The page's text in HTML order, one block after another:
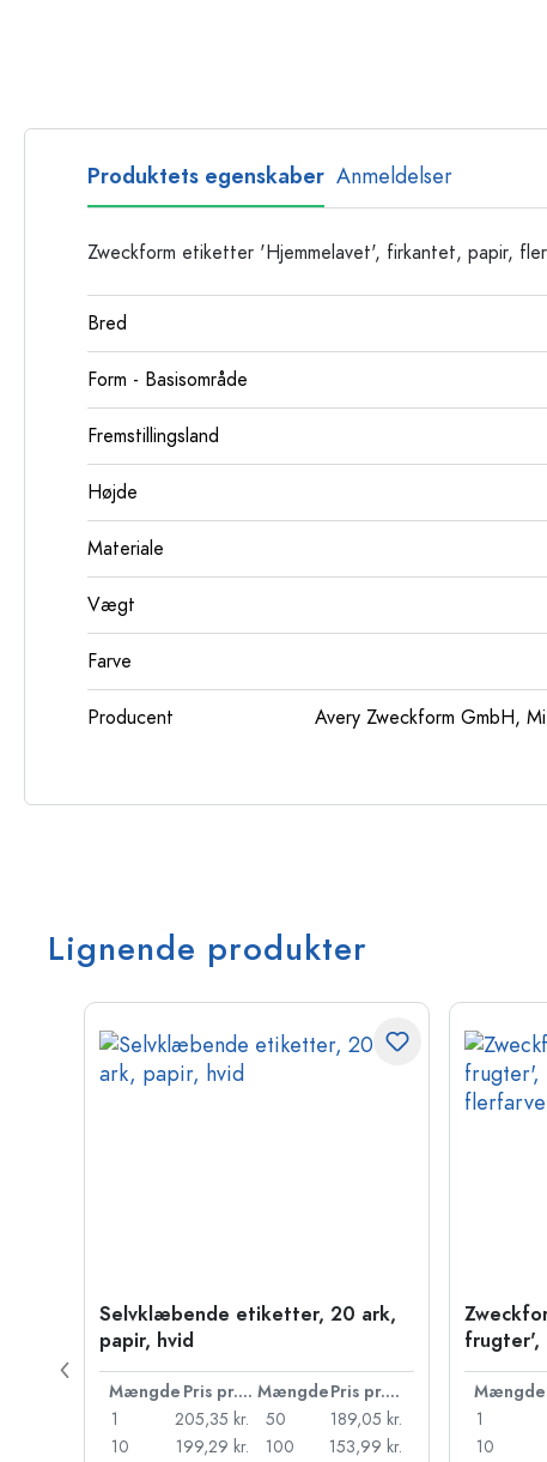
Produktets egenskaber Anmeldelser
Zweckform etiketter 'Hjemmelavet', firkantet, papir,
Bred
Form - Basisområde
Fremstillingsland
Højde
Materiale
Vægt
Farve
Producent
Avery Zweckform GmbH,
Lignende produkter
Selvklæbende etiketter, 20 ark,
papir, hvid
Mængde Pris pr. stk. Mængde
Pris pr. stk.
1
205,35 kr.
10
199,29 kr.
50
189,05 kr.
100
153,99 kr.
frugter',
Mængde
1
10